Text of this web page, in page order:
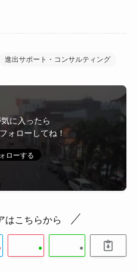
進出サポート・コンサルティング
に入ったら
ォローしてね！
はこちらから